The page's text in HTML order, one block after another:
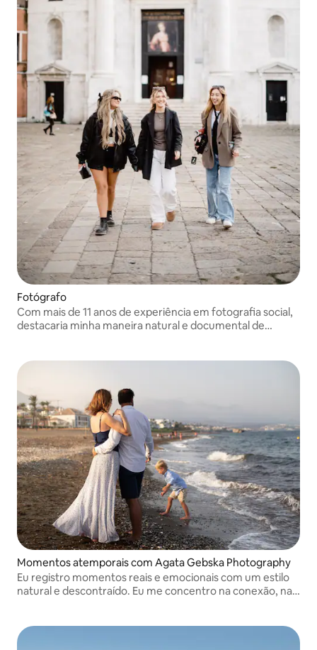
Fotógrafo
Com mais de 11 anos de experiência em fotografia social,
destacaria minha maneira natural e documental de
Momentos atemporais com Agata Gebska Photography
Eu registro momentos reais e emocionais com um estilo
natural e descontraído. Eu me concentro na conexão, na